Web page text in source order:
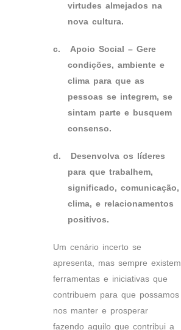
virtudes almejados na
nova cultura.
c.
Apoio Social – Gere
condições, ambiente e
clima para que as
pessoas se integrem, se
sintam parte e busquem
consenso.
d.
Desenvolva os líderes
para que trabalhem,
significado, comunicação,
clima, e relacionamentos
positivos.
Um cenário incerto se
apresenta, mas sempre existem
ferramentas e iniciativas que
contribuem para que possamos
nos manter e prosperar
fazendo aquilo que contribui a